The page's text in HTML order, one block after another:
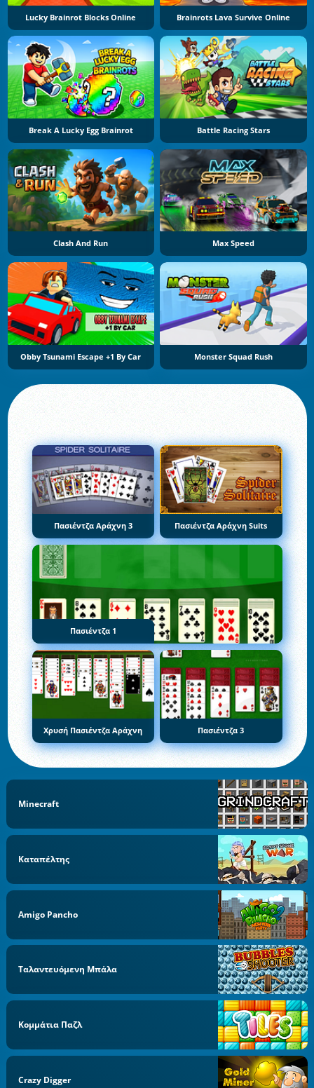
Lucky Brainrot Blocks Online Brainrots Lava Survive Online
Break A Lucky Egg Brainrot Battle Racing Stars
Clash And Run Max Speed
Obby Tsunami Escape +1 By Car Monster Squad Rush
Πασιέντζα Αράχνη 3 Πασιέντζα Αράχνη Suits
Πασιέντζα 1
Χρυσή Πασιέντζα Αράχνη Πασιέντζα 3
Minecraft
Καταπέλτης
Amigo Pancho
Ταλαντευόμενη Μπάλα
Κομμάτια Παζλ
Crazy Digger